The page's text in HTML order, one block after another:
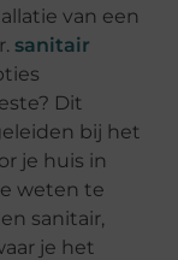
van een
sanitair
Dit
bij het
je huis in
weten te
sanitair,
je het